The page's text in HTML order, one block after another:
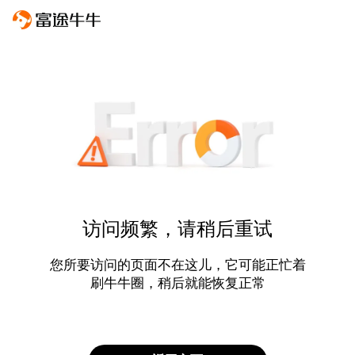
访问频繁，请稍后重试
您所要访问的页面不在这儿，它可能正忙着
刷牛牛圈，稍后就能恢复正常